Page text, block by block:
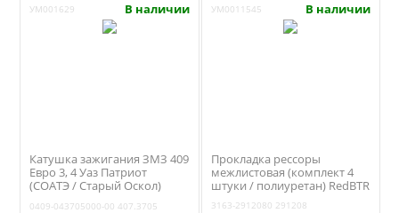
УМ001629 В наличии
Катушка зажигания ЗМЗ 409
Евро 3, 4 Уаз Патриот
(СОАТЭ / Старый Оскол)
0409-043705000-00 407.3705
УМ0011545 В наличии
Прокладка рессоры
межлистовая (комплект 4
штуки / полиуретан) RedBTR
3163-2912080 291208